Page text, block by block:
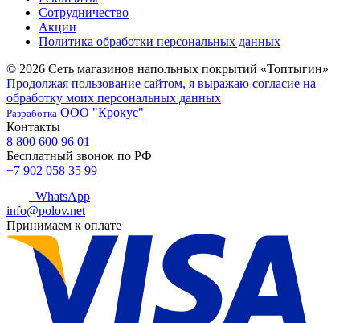
Сотрудничество
Акции
Политика обработки персональных данных
© 2026 Сеть магазинов напольных покрытий «Топтыгин»
Продолжая пользование сайтом, я выражаю согласие на
обработку моих персональных данных
Разработка ООО "Крокус"
Контакты
8 800 600 96 01
Бесплатный звонок по РФ
+7 902 058 35 99
WhatsApp
info@polov.net
Принимаем к оплате